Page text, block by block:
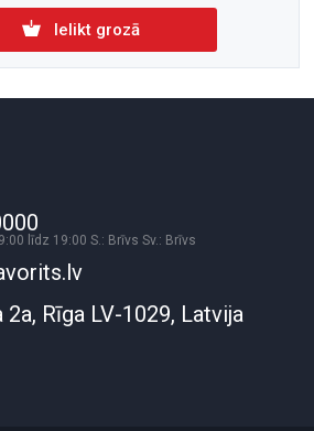
Ielikt grozā
līdz 19:00 S.: Brīvs Sv.: Brīvs
Rīga LV-1029, Latvija